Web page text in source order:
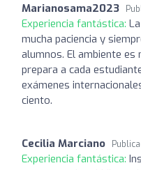
Marianosama2023
Experiencia fantástica:
mucha paciencia y
alumnos. El ambiente es
prepara a cada
exámenes
ciento.
Cecilia Marciano
Experiencia fantástica: